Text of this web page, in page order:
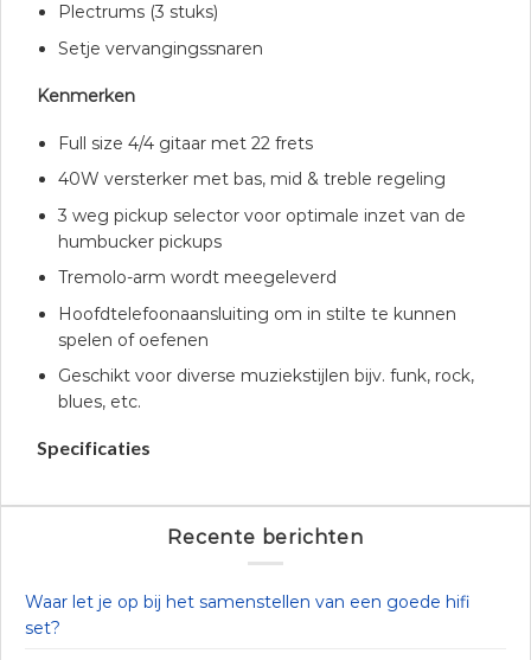
Plectrums (3 stuks)
Setje vervangingssnaren
Kenmerken
Full size 4/4 gitaar met 22 frets
40W versterker met bas, mid & treble regeling
3 weg pickup selector voor optimale inzet van de
humbucker pickups
Tremolo-arm wordt meegeleverd
Hoofdtelefoonaansluiting om in stilte te kunnen
spelen of oefenen
Geschikt voor diverse muziekstijlen bijv. funk, rock,
blues, etc.
Specificaties
Recente berichten
Waar let je op bij het samenstellen van een goede hifi
set?